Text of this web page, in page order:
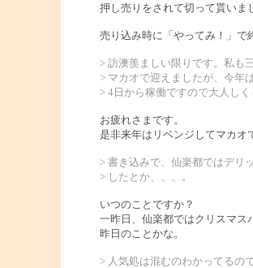
押し売りをされて切って貰いま
売り込み時に「やってみ！」で
> 訪澳羨ましい限りです。私も
> マカオで迎えましたが、今年
> 4日から稼働ですので大人しく
お疲れさまです。
是非来年はリベンジしてマカオ
> 書き込みで、仙楽都ではデリ
> したとか、、、。
いつのことですか？
一昨日、仙楽都ではクリスマス
昨日のことかな。
> 人気処は混むのわかってるの